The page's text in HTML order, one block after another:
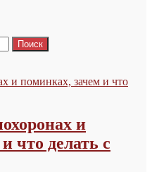
и
что делать с